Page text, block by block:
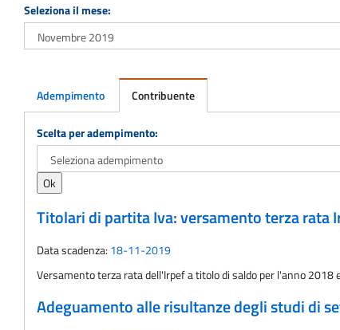
Seleziona il mese:
Adempimento Contribuente
Adempimento
Scelta per adempimento:
Titolari di partita Iva: versamento terza rata
Data scadenza: 18-11-2019
Versamento terza rata dell'Irpef a titolo di saldo per l'anno 2018
Adeguamento alle risultanze degli studi di